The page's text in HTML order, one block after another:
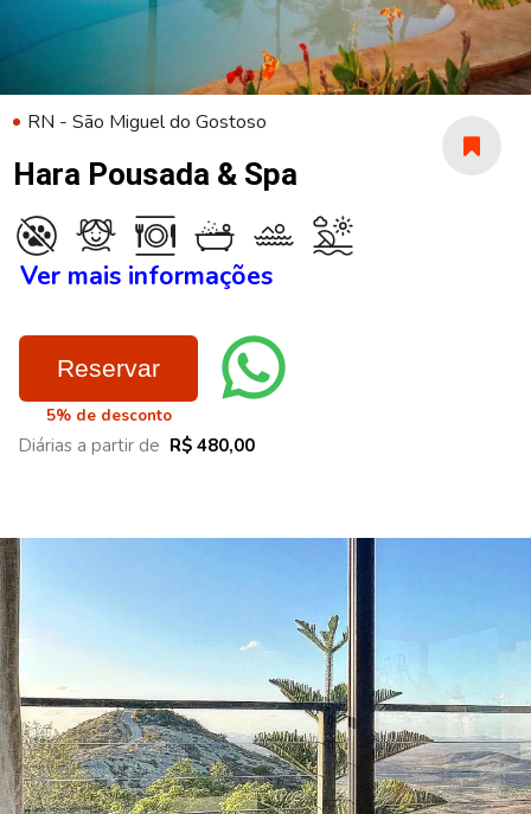
RN - São Miguel do Gostoso
Hara Pousada & Spa
Ver mais informações
Reservar
5% de desconto
Diárias a partir de R$ 480,00